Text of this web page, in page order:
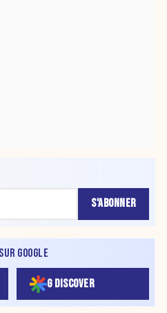
S'ABONNER
GOOGLE
G DISCOVER